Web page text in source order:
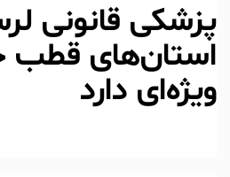
پزشکی قانونی
استان‌های قطب
ویژه‌ای دارد